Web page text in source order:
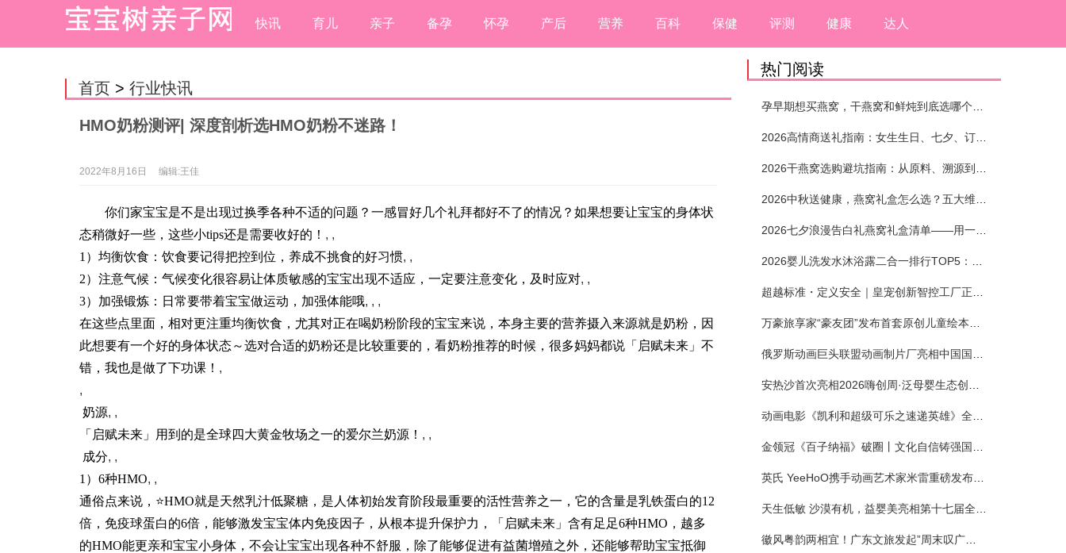
快讯 育儿 亲子 备孕 怀孕 产后 营养 百科 保健 评测 健康 达人
首页 > 行业快讯
HMO奶粉测评| 深度剖析选HMO奶粉不迷路！
2022年8月16日 编辑:王佳
你们家宝宝是不是出现过换季各种不适的问题？一感冒好几个礼拜都好不了的情况？如果想要让宝宝的身体状
态稍微好一些，这些小tips还是需要收好的！ , ,
1）均衡饮食：饮食要记得把控到位，养成不挑食的好习惯, ,
2）注意气候：气候变化很容易让体质敏感的宝宝出现不适应，一定要注意变化，及时应对, ,
3）加强锻炼：日常要带着宝宝做运动，加强体能哦, , ,
在这些点里面，相对更注重均衡饮食，尤其对正在喝奶粉阶段的宝宝来说，本身主要的营养摄入来源就是奶粉，因
此想要有一个好的身体状态～选对合适的奶粉还是比较重要的，看奶粉推荐的时候，很多妈妈都说「启赋未来」不
错，我也是做了下功课！ ,
,
️ 奶源, ,
「启赋未来」用到的是全球四大黄金牧场之一的爱尔兰奶源！ , ,
️ 成分, ,
1）6种HMO, ,
通俗点来说，⭐HMO就是天然乳汁低聚糖，是人体初始发育阶段最重要的活性营养之一，它的含量是乳铁蛋白的12
倍，免疫球蛋白的6倍，能够激发宝宝体内免疫因子，从根本提升保护力，「启赋未来」含有足足6种HMO，越多
的HMO能更亲和宝宝小身体，不会让宝宝出现各种不舒服，除了能够促进有益菌增殖之外，还能够帮助宝宝抵御
热门阅读